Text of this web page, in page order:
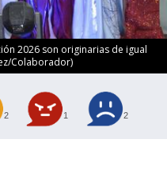
2026 son originarias de igual
Colaborador)
2 1 2